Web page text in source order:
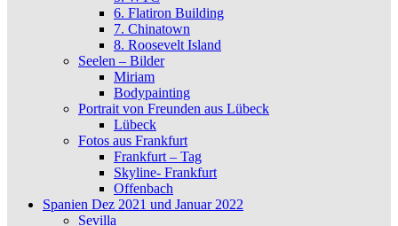
6. Flatiron Building
7. Chinatown
8. Roosevelt Island
Seelen – Bilder
Miriam
Bodypainting
Portrait von Freunden aus Lübeck
Lübeck
Fotos aus Frankfurt
Frankfurt – Tag
Skyline- Frankfurt
Offenbach
Spanien Dez 2021 und Januar 2022
Sevilla